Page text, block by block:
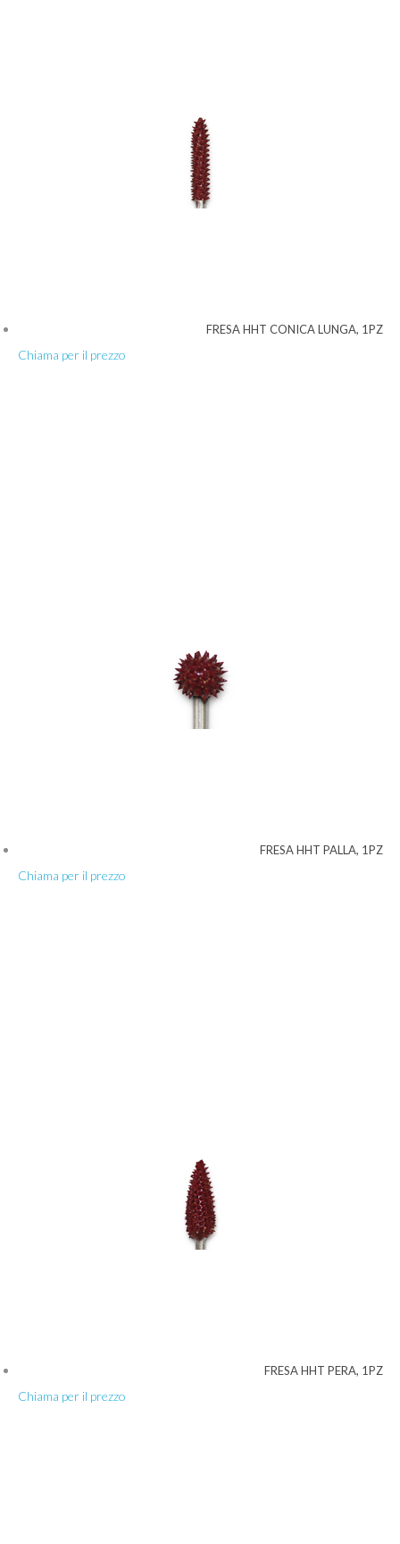
FRESA HHT CONICA LUNGA, 1PZ
Chiama per il prezzo
FRESA HHT PALLA, 1PZ
Chiama per il prezzo
FRESA HHT PERA, 1PZ
Chiama per il prezzo